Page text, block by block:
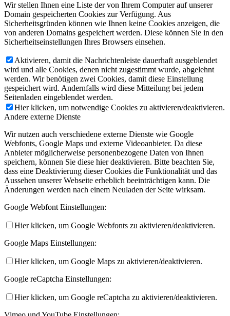
Wir stellen Ihnen eine Liste der von Ihrem Computer auf unserer
Domain gespeicherten Cookies zur Verfügung. Aus
Sicherheitsgründen können wie Ihnen keine Cookies anzeigen, die
von anderen Domains gespeichert werden. Diese können Sie in den
Sicherheitseinstellungen Ihres Browsers einsehen.
Aktivieren, damit die Nachrichtenleiste dauerhaft ausgeblendet
wird und alle Cookies, denen nicht zugestimmt wurde, abgelehnt
werden. Wir benötigen zwei Cookies, damit diese Einstellung
gespeichert wird. Andernfalls wird diese Mitteilung bei jedem
Seitenladen eingeblendet werden.
Hier klicken, um notwendige Cookies zu aktivieren/deaktivieren.
Andere externe Dienste
Wir nutzen auch verschiedene externe Dienste wie Google
Webfonts, Google Maps und externe Videoanbieter. Da diese
Anbieter möglicherweise personenbezogene Daten von Ihnen
speichern, können Sie diese hier deaktivieren. Bitte beachten Sie,
dass eine Deaktivierung dieser Cookies die Funktionalität und das
Aussehen unserer Webseite erheblich beeinträchtigen kann. Die
Änderungen werden nach einem Neuladen der Seite wirksam.
Google Webfont Einstellungen:
Hier klicken, um Google Webfonts zu aktivieren/deaktivieren.
Google Maps Einstellungen:
Hier klicken, um Google Maps zu aktivieren/deaktivieren.
Google reCaptcha Einstellungen:
Hier klicken, um Google reCaptcha zu aktivieren/deaktivieren.